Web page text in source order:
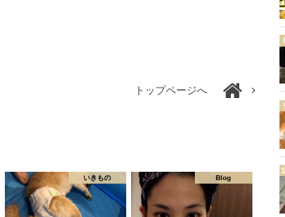
トップページへ
いきもの Blog